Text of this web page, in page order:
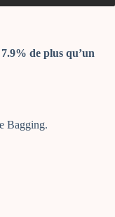
de plus qu’un
Bagging.